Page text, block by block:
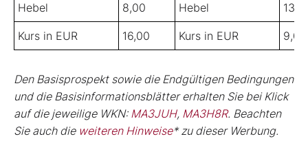
Hebel 8,00 Hebel
Kurs in EUR 16,00 Kurs in EUR 9,00
Den Basisprospekt sowie die Endgültigen Bedingungen
und die Basisinformationsblätter erhalten Sie bei Klick
auf die jeweilige WKN: MA3JUH, MA3H8R. Beachten
Sie auch die weiteren Hinweise* zu dieser Werbung.